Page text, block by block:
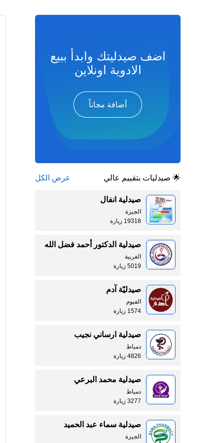
اضف صيدليتك وابدأ ببيع
الادوية اونلاين
أضافة مجاناً
🌟 صيدليات بتقييم عالي عرض الكل
صيدلية انفال
الجيزة
19318 زيارة
صيدلية الدكتور أحمد فضل الله
الغربية
5019 زيارة
صيدليّة آدم
الفيوم
1574 زيارة
صيدلية ارساني نجيب
دمياط
4826 زيارة
صيدلية محمد البرعي
دمياط
3277 زيارة
صيدلية سماء عبد الحميد
الجيزة